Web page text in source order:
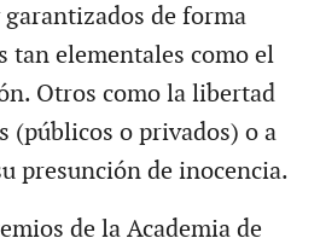
de forma
elementales como el
Otros como la libertad
(públicos o privados) o a
presunción de inocencia.
de la Academia de